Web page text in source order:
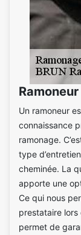
Ramoneur
Un ramoneur
connaissance
ramonage.
type
cheminée. La
apporte une
Ce qui nous
prestataire lors
permet de